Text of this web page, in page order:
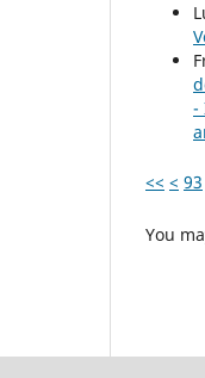
-
<< < 93
You